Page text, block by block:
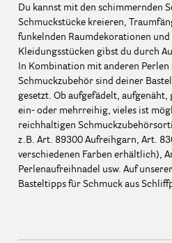
Du kannst mit den schimmernden
Schmuckstücke kreieren,
funkelnden Raumdekorationen
Kleidungsstücken gibst du durch
In Kombination mit anderen
Schmuckzubehör sind deiner
gesetzt. Ob aufgefädelt,
ein- oder mehrreihig, vieles ist
reichhaltigen
z.B. Art. 89300 Aufreihgarn, Art.
verschiedenen Farben erhältlich),
Perlenaufreihnadel usw. Auf
Basteltipps für Schmuck aus